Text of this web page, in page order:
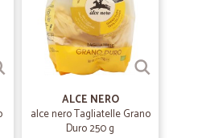
ALCE NERO
alce nero Tagliatelle Grano
Duro 250 g